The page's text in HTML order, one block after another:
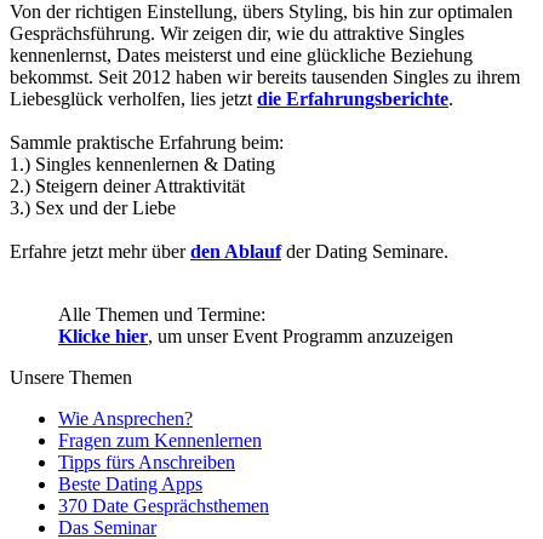
Von der richtigen Einstellung, übers Styling, bis hin zur optimalen
Gesprächsführung. Wir zeigen dir, wie du attraktive Singles
kennenlernst, Dates meisterst und eine glückliche Beziehung
bekommst. Seit 2012 haben wir bereits tausenden Singles zu ihrem
Liebesglück verholfen, lies jetzt die Erfahrungsberichte.
Sammle praktische Erfahrung beim:
1.) Singles kennenlernen & Dating
2.) Steigern deiner Attraktivität
3.) Sex und der Liebe
Erfahre jetzt mehr überden Ablaufder Dating Seminare.
Alle Themen und Termine:
Klicke hier, um unser Event Programm anzuzeigen
Unsere Themen
Wie Ansprechen?
Fragen zum Kennenlernen
Tipps fürs Anschreiben
Beste Dating Apps
370 Date Gesprächsthemen
Das Seminar